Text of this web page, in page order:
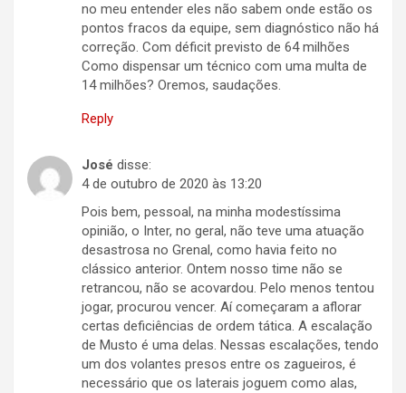
no meu entender eles não sabem onde estão os
pontos fracos da equipe, sem diagnóstico não há
correção. Com déficit previsto de 64 milhões
Como dispensar um técnico com uma multa de
14 milhões? Oremos, saudações.
Reply
José disse:
4 de outubro de 2020 às 13:20
Pois bem, pessoal, na minha modestíssima
opinião, o Inter, no geral, não teve uma atuação
desastrosa no Grenal, como havia feito no
clássico anterior. Ontem nosso time não se
retrancou, não se acovardou. Pelo menos tentou
jogar, procurou vencer. Aí começaram a aflorar
certas deficiências de ordem tática. A escalação
de Musto é uma delas. Nessas escalações, tendo
um dos volantes presos entre os zagueiros, é
necessário que os laterais joguem como alas,